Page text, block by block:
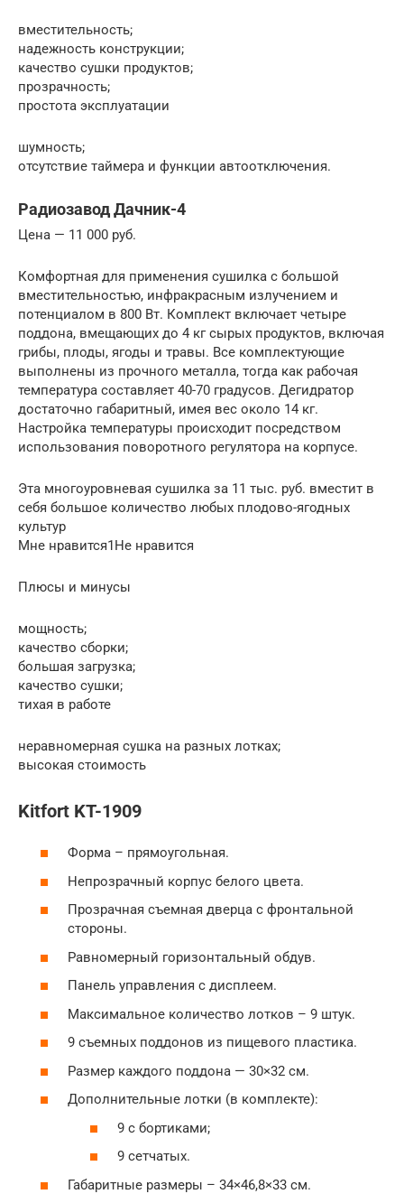
вместительность;
надежность конструкции;
качество сушки продуктов;
прозрачность;
простота эксплуатации
шумность;
отсутствие таймера и функции автоотключения.
Радиозавод Дачник-4
Цена — 11 000 руб.
Комфортная для применения сушилка с большой
вместительностью, инфракрасным излучением и
потенциалом в 800 Вт. Комплект включает четыре
поддона, вмещающих до 4 кг сырых продуктов, включая
грибы, плоды, ягоды и травы. Все комплектующие
выполнены из прочного металла, тогда как рабочая
температура составляет 40-70 градусов. Дегидратор
достаточно габаритный, имея вес около 14 кг.
Настройка температуры происходит посредством
использования поворотного регулятора на корпусе.
Эта многоуровневая сушилка за 11 тыс. руб. вместит в
себя большое количество любых плодово-ягодных
культур
Мне нравится1Не нравится
Плюсы и минусы
мощность;
качество сборки;
большая загрузка;
качество сушки;
тихая в работе
неравномерная сушка на разных лотках;
высокая стоимость
Kitfort KT-1909
Форма – прямоугольная.
Непрозрачный корпус белого цвета.
Прозрачная съемная дверца с фронтальной
стороны.
Равномерный горизонтальный обдув.
Панель управления с дисплеем.
Максимальное количество лотков – 9 штук.
9 съемных поддонов из пищевого пластика.
Размер каждого поддона — 30×32 см.
Дополнительные лотки (в комплекте):
9 с бортиками;
9 сетчатых.
Габаритные размеры – 34×46,8×33 см.